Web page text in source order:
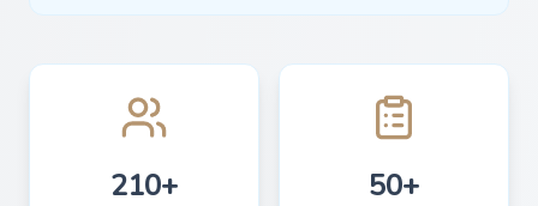
210+ 50+